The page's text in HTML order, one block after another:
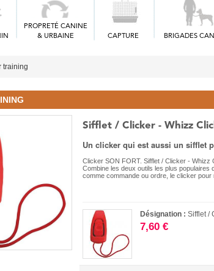
PROPRETÉ CANINE
& URBAINE
CAPTURE BRIGADES
training
Sifflet / Clicker - Whizz
Un clicker qui est aussi un sifflet
Clicker SON FORT. Sifflet / Clicker - Whizz
Combine les deux outils les plus
comme commande ou ordre, le clicker
Désignation :Sifflet /
7,60 €